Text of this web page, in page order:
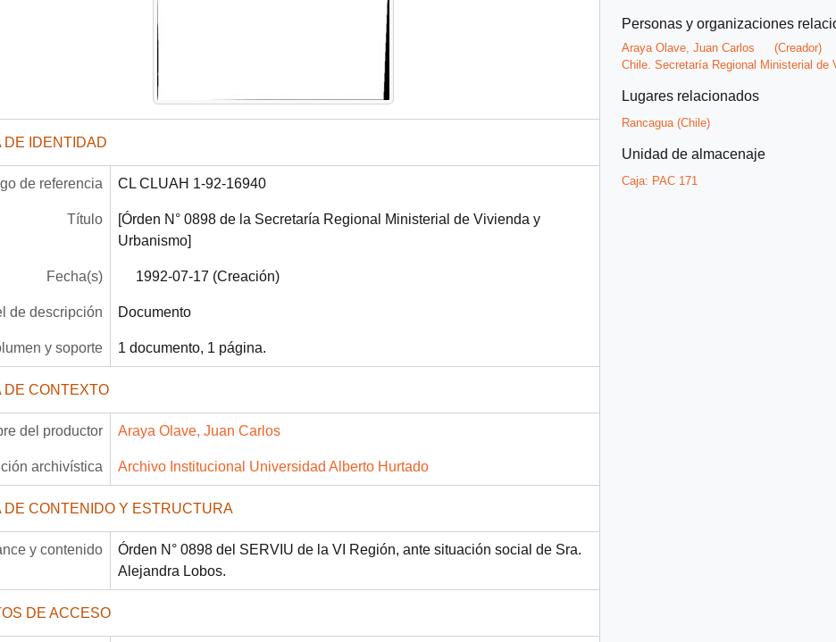
DE IDENTIDAD
de referencia CL CLUAH 1-92-16940
Título
[Órden N° 0898 de la Secretaría Regional Ministerial de Vivienda y
Urbanismo]
Fecha(s) 1992-07-17 (Creación)
de descripción Documento
y soporte 1 documento, 1 página.
DE CONTEXTO
del productor Araya Olave, Juan Carlos
archivística Archivo Institucional Universidad Alberto Hurtado
DE CONTENIDO Y ESTRUCTURA
y contenido
Órden N° 0898 del SERVIU de la VI Región, ante situación social de Sra.
Alejandra Lobos.
DE ACCESO
Personas y organizaciones
Araya Olave, Juan Carlos
(Creador)
Chile. Secretaría Regional Ministerial de
Lugares relacionados
Rancagua (Chile)
Unidad de almacenaje
Caja: PAC 171